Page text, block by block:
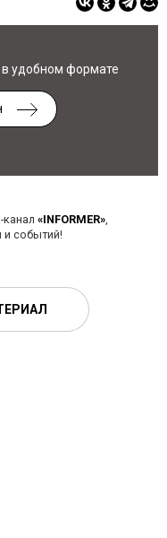
удобном формате
«INFORMER»,
и событий!